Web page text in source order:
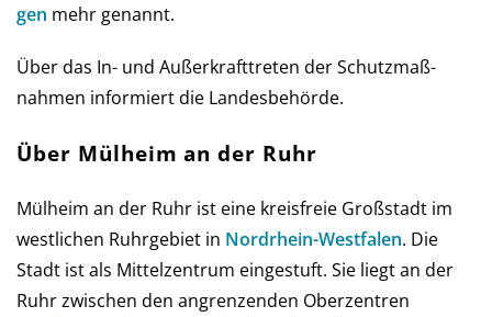
gen mehr genannt.
Über das In- und Außer­kraft­treten der Schutz­maß­
nahmen infor­miert die Landes­behörde.
Über Mülheim an der Ruhr
Mülheim an der Ruhr ist eine kreisfreie Großstadt im
westlichen Ruhrgebiet in Nord­rhein-West­falen. Die
Stadt ist als Mittelzentrum eingestuft. Sie liegt an der
Ruhr zwischen den angrenzenden Oberzentren